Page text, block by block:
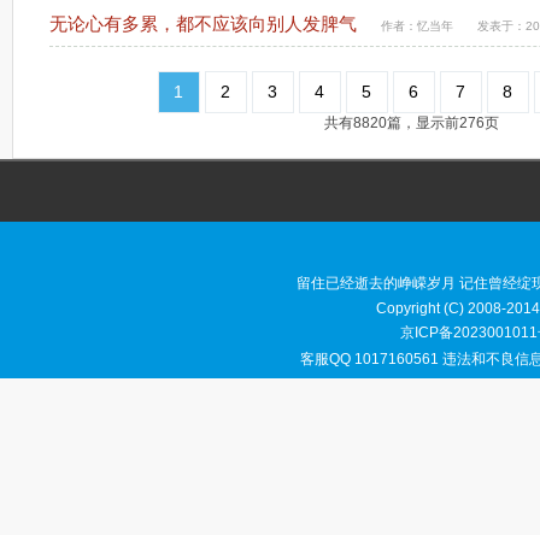
无论心有多累，都不应该向别人发脾气 作者： 忆当年 发表于：
1 2 3 4 5 6 7 8
共有8820篇，显示前276页
留住已经逝去的峥嵘岁月 记住曾经绽
Copyright (C) 2008-
京ICP备
客服QQ 1017160561 违法和不良信